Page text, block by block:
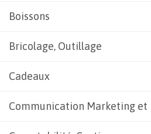
Boissons
Bricolage, Outillage
Cadeaux
Communication Marketing et